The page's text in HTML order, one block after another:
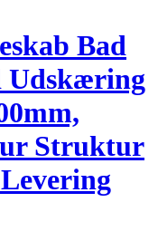
Bad
Udskæring
Struktur